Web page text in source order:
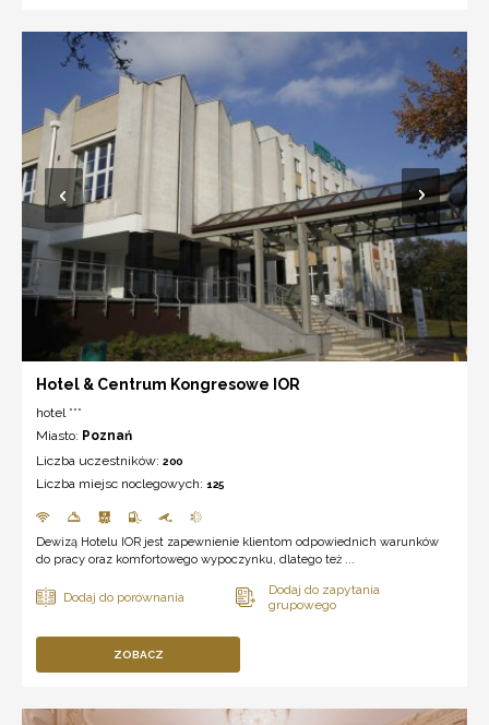
Hotel & Centrum Kongresowe IOR
hotel ***
Miasto: Poznań
Liczba uczestników: 200
Liczba miejsc noclegowych: 125
Dewizą Hotelu IOR jest zapewnienie klientom odpowiednich warunków
do pracy oraz komfortowego wypoczynku, dlatego też ...
ZOBACZ